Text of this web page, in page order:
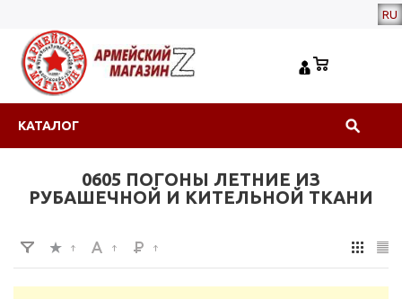
RU
КАТАЛОГ
0605 ПОГОНЫ ЛЕТНИЕ ИЗ
РУБАШЕЧНОЙ И КИТЕЛЬНОЙ ТКАНИ